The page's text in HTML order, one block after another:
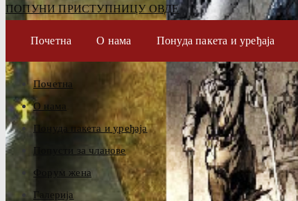
ПОПУНИ ПРИСТУПНИЦУ ОВДЕ
Почетна О нама Понуда пакета и уређаја
Почетна
О нама
Понуда пакета и уређаја
Попусти за чланове
Форум жена
Галерија